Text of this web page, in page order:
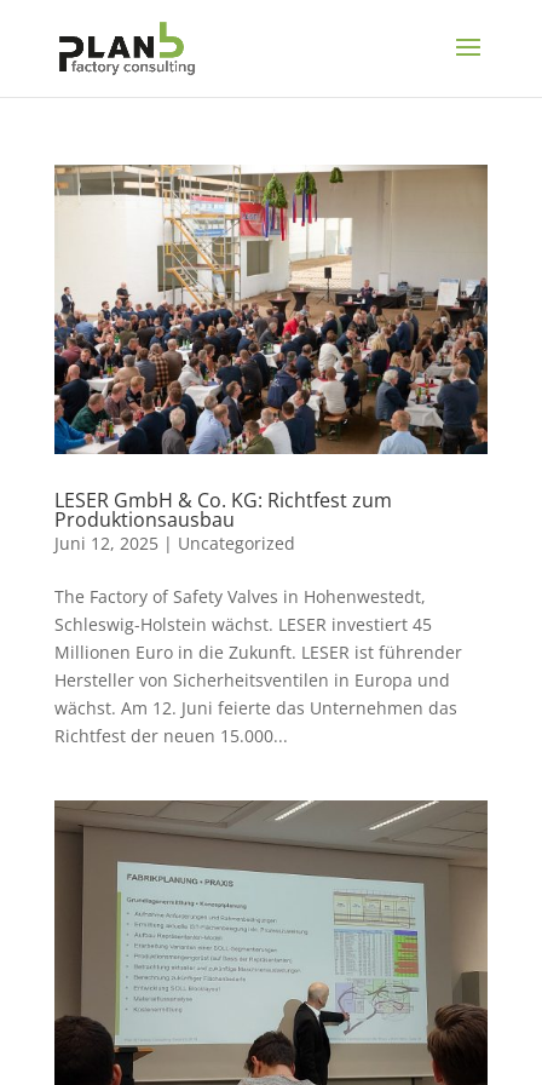
LESER GmbH & Co. KG: Richtfest zum
Produktionsausbau
Juni 12, 2025| Uncategorized
The Factory of Safety Valves in Hohenwestedt,
Schleswig-Holstein wächst. LESER investiert 45
Millionen Euro in die Zukunft. LESER ist führender
Hersteller von Sicherheitsventilen in Europa und
wächst. Am 12. Juni feierte das Unternehmen das
Richtfest der neuen 15.000...